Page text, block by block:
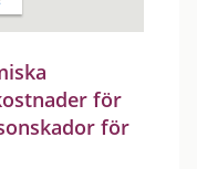
för
för